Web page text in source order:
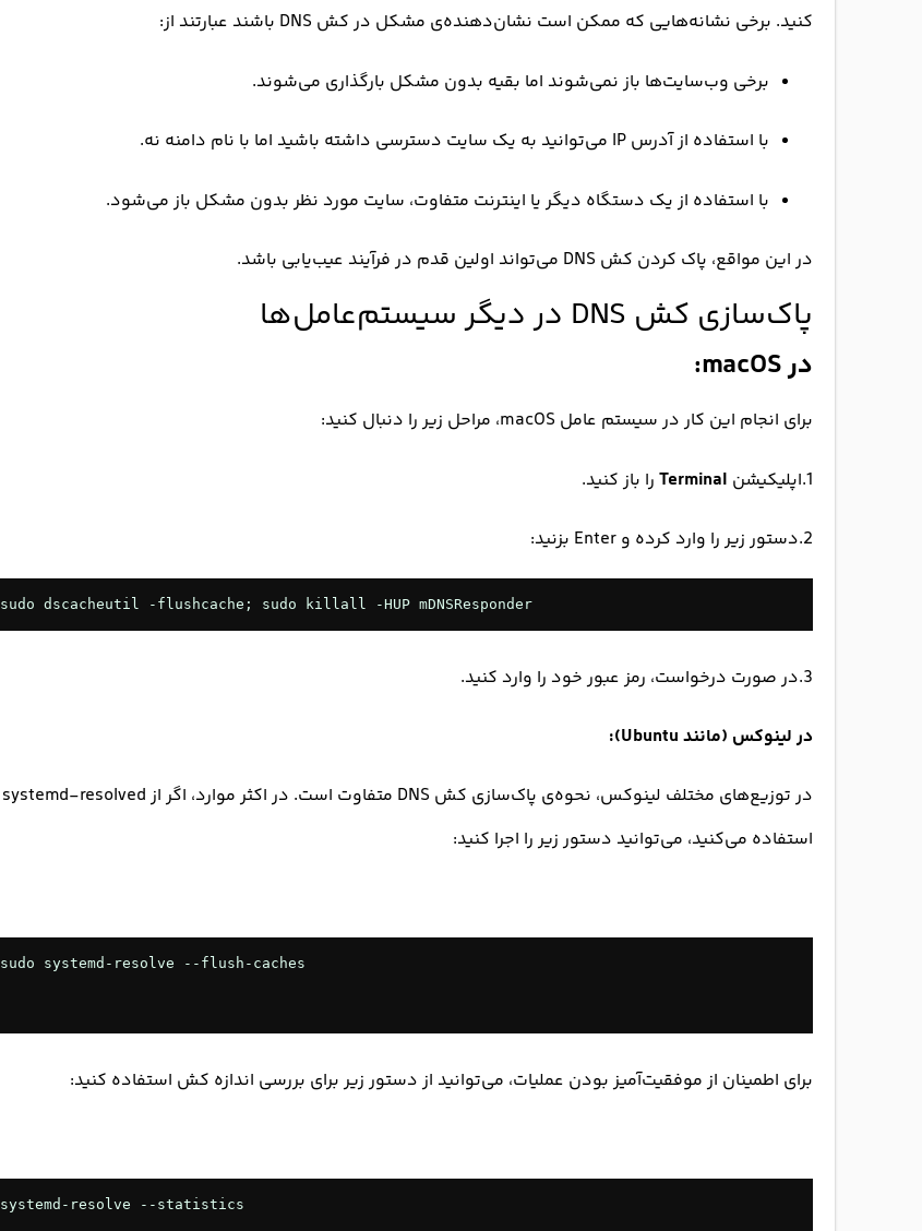
کنید. برخی نشانه‌هایی که ممکن است نشان‌دهنده‌ی مشکل در کش DNS باشند عبارتند از:
برخی وب‌سایت‌ها باز نمی‌شوند اما بقیه بدون مشکل بارگذاری می‌شوند.
با استفاده از آدرس IP می‌توانید به یک سایت دسترسی داشته باشید اما با نام دامنه نه.
با استفاده از یک دستگاه دیگر یا اینترنت متفاوت، سایت مورد نظر بدون مشکل باز می‌شود.
در این مواقع، پاک کردن کش DNS می‌تواند اولین قدم در فرآیند عیب‌یابی باشد.
پاک‌سازی کش DNS در دیگر سیستم‌عامل‌ها
در macOS:
برای انجام این کار در سیستم عامل macOS، مراحل زیر را دنبال کنید:
1.اپلیکیشن Terminal را باز کنید.
2.دستور زیر را وارد کرده و Enter بزنید:
sudo dscacheutil -flushcache; sudo killall -HUP mDNSResponder
3.در صورت درخواست، رمز عبور خود را وارد کنید.
در لینوکس (مانند Ubuntu):
در توزیع‌های مختلف لینوکس، نحوه‌ی پاک‌سازی کش DNS متفاوت است. در اکثر موارد، اگر از systemd-resolved
استفاده می‌کنید، می‌توانید دستور زیر را اجرا کنید:
sudo systemd-resolve --flush-caches
برای اطمینان از موفقیت‌آمیز بودن عملیات، می‌توانید از دستور زیر برای بررسی اندازه کش استفاده کنید:
systemd-resolve --statistics